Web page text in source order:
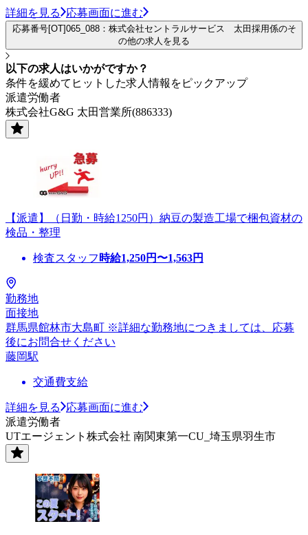
詳細を見る 応募画面に進む
応募番号[OT]065_088：株式会社セントラルサービス 太田採用係のそ
の他の求人を見る
以下の求人はいかがですか？
条件を緩めてヒットした求人情報をピックアップ
派遣労働者
株式会社G&G 太田営業所(886333)
【派遣】（日勤・時給1250円）納豆の製造工場で梱包資材の
検品・整理
検査スタッフ 時給1,250円〜1,563円
勤務地
面接地
群馬県館林市大島町 ※詳細な勤務地につきましては、応募
後にお問合せください
藤岡駅
交通費支給
詳細を見る
応募画面に進む
派遣労働者
UTエージェント株式会社 南関東第一CU_埼玉県羽生市